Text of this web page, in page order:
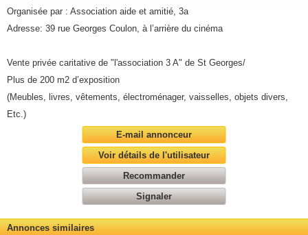
Organisée par : Association aide et amitié, 3a
Adresse: 39 rue Georges Coulon, à l’arrière du cinéma
Vente privée caritative de "l'association 3 A" de St Georges/
Plus de 200 m2 d’exposition
(Meubles, livres, vêtements, électroménager, vaisselles, objets divers,
Etc.)
E-mail annonceur
Voir détails de l'utilisateur
Recommander
Signaler
Annonces similaires